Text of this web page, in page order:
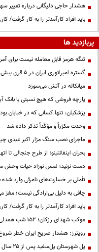
هشدار حاجی دلیگانی درباره تغییر
باید افراد کارآمدتر را به کار
پربازدید ها
تنگه هرمز قابل معامله نیست برای
گستره امپراتوری ایران در ۵ قرن پیش از میلاد؛ تصویری از ایران ۲۵ قرن پیش
میانکاله در آتش می‌سوزد
پارچه فروشی که هیچ نسبتی با بانک
پزشکیان: تنها کسانی که در خیابان
وحدت مکرّراً و مؤکّداً تذکر داده شد
ماجرای نصب سنگ مزار اکبر عبدی
بحران اینفانتینو؛ از طرح جنجالی تا
دست نزنید؛ لمس نوزاد حیات وحش
تأملی بر خسارت‌های نامرئی وارد شده
چاقی به دلیل بی‌ارادگی نیست؛ مغز
باید افراد کارآمدتر را به کار
موکب شهدای رزکان؛ ۱۵۲ شب همدلی، خدمت و میزبانی از مردم ولایت‌مدار شهریار
رویترز: هشدار صریح ایران خطر
پل شهرستان پل‌سفید پس از ۲۵ سال به مرحله بهره‌برداری رسید